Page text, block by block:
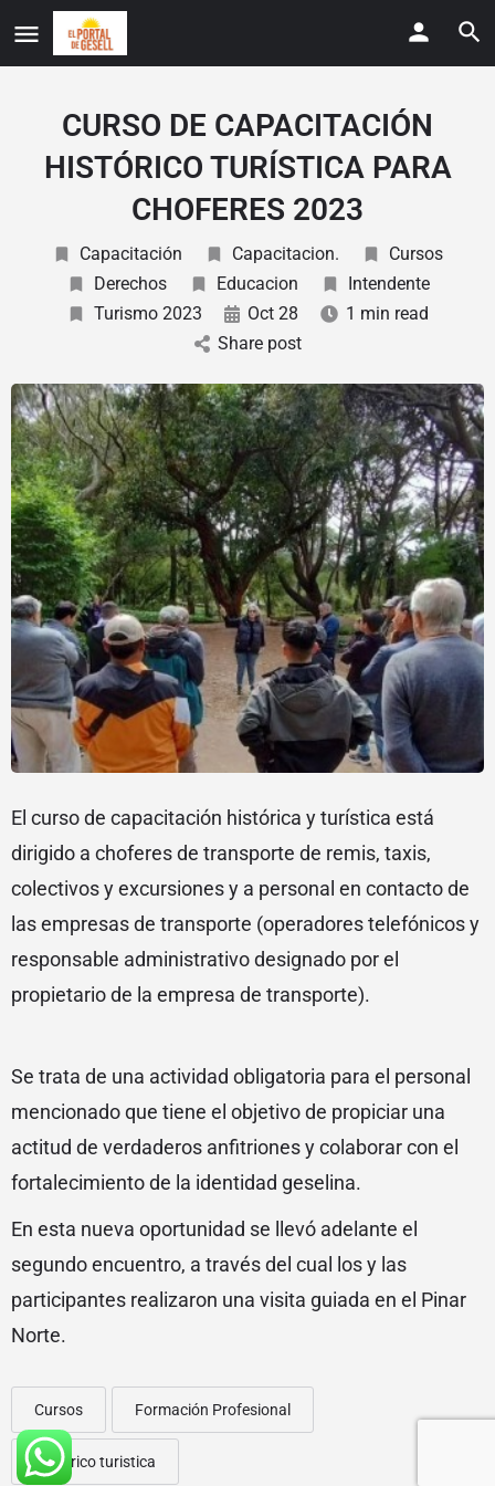
CURSO DE CAPACITACIÓN
HISTÓRICO TURÍSTICA PARA
CHOFERES 2023
Capacitación Capacitacion.
Cursos
Derechos
Educacion
Intendente
Turismo 2023
Oct 28
1 min read
Share post
El curso de capacitación histórica y turística está
dirigido a choferes de transporte de remis, taxis,
colectivos y excursiones y a personal en contacto de
las empresas de transporte (operadores telefónicos y
responsable administrativo designado por el
propietario de la empresa de transporte).
Se trata de una actividad obligatoria para el personal
mencionado que tiene el objetivo de propiciar una
actitud de verdaderos anfitriones y colaborar con el
fortalecimiento de la identidad geselina.
En esta nueva oportunidad se llevó adelante el
segundo encuentro, a través del cual los y las
participantes realizaron una visita guiada en el Pinar
Norte.
Cursos Formación Profesional
Historico turistica